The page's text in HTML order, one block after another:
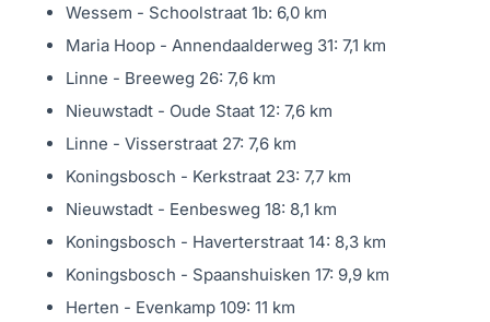
Wessem - Schoolstraat 1b: 6,0 km
Maria Hoop - Annendaalderweg 31: 7,1 km
Linne - Breeweg 26: 7,6 km
Nieuwstadt - Oude Staat 12: 7,6 km
Linne - Visserstraat 27: 7,6 km
Koningsbosch - Kerkstraat 23: 7,7 km
Nieuwstadt - Eenbesweg 18: 8,1 km
Koningsbosch - Haverterstraat 14: 8,3 km
Koningsbosch - Spaanshuisken 17: 9,9 km
Herten - Evenkamp 109: 11 km